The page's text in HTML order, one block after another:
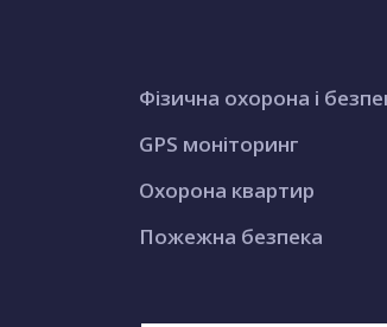
Фізична охорона і
GPS моніторинг
Охорона квартир
Пожежна безпека